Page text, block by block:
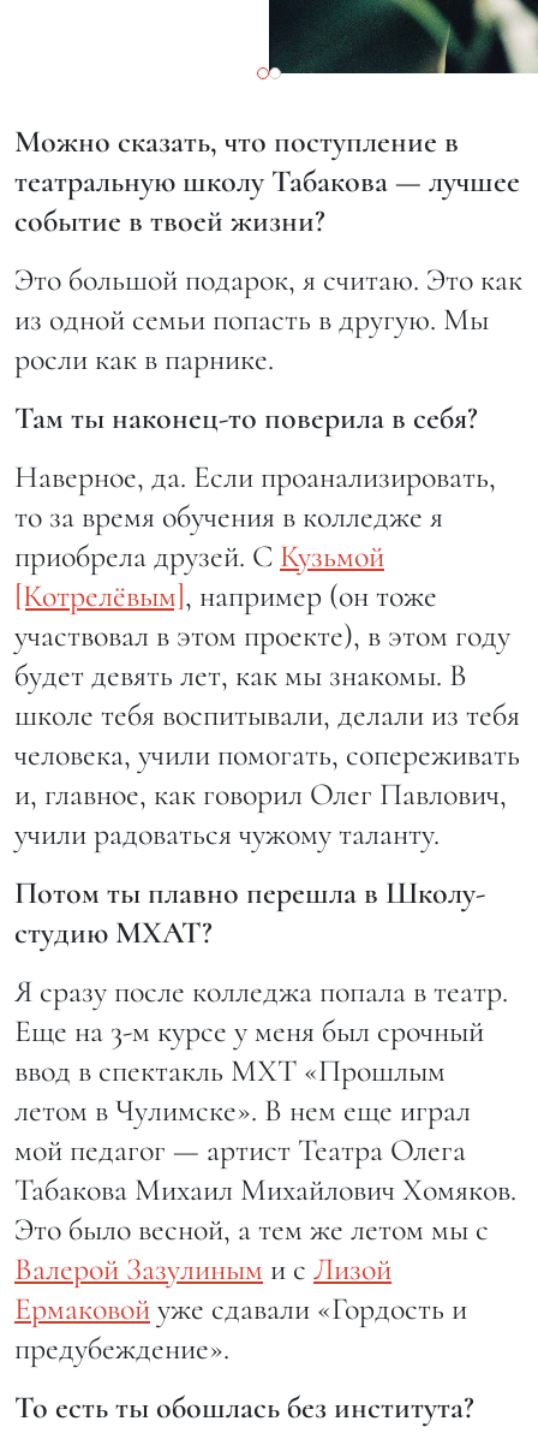
Можно сказать, что поступление в
театральную школу Табакова — лучшее
событие в твоей жизни?
Это большой подарок, я считаю. Это как
из одной семьи попасть в другую. Мы
росли как в парнике.
Там ты наконец-то поверила в себя?
Наверное, да. Если проанализировать,
то за время обучения в колледже я
приобрела друзей. С Кузьмой
[Котрелёвым], например (он тоже
участвовал в этом проекте), в этом году
будет девять лет, как мы знакомы. В
школе тебя воспитывали, делали из тебя
человека, учили помогать, сопереживать
и, главное, как говорил Олег Павлович,
учили радоваться чужому таланту.
Потом ты плавно перешла в Школу-
студию МХАТ?
Я сразу после колледжа попала в театр.
Еще на 3-м курсе у меня был срочный
ввод в спектакль МХТ «Прошлым
летом в Чулимске». В нем еще играл
мой педагог — артист Театра Олега
Табакова Михаил Михайлович Хомяков.
Это было весной, а тем же летом мы с
Валерой Зазулиным и с Лизой
Ермаковойуже сдавали «Гордость и
предубеждение».
То есть ты обошлась без института?